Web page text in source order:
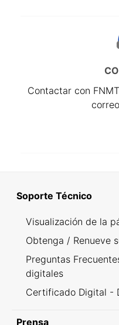
Contactar con
Soporte Técnico
Visualización de la
Obtenga / Renueve
Preguntas
digitales
Certificado Digital -
Prensa